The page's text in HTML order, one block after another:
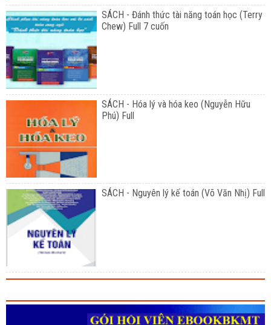
SÁCH - Đánh thức tài năng toán học (Terry
Chew) Full 7 cuốn
SÁCH - Hóa lý và hóa keo (Nguyễn Hữu
Phú) Full
SÁCH - Nguyên lý kế toán (Võ Văn Nhị) Full